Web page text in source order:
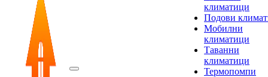
климатици
Подови
Мобилни
климатици
Таванни
климатици
Термопомпи